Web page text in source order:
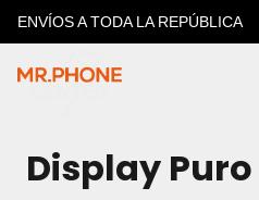
ENVÍOS A TODA LA REPÚBLICA
Display Puro